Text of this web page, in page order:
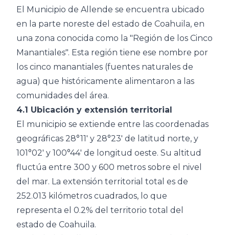
El Municipio de Allende se encuentra ubicado
en la parte noreste del estado de Coahuila, en
una zona conocida como la "Región de los Cinco
Manantiales". Esta región tiene ese nombre por
los cinco manantiales (fuentes naturales de
agua) que históricamente alimentaron a las
comunidades del área.
4.1 Ubicación y extensión territorial
El municipio se extiende entre las coordenadas
geográficas 28°11′ y 28°23′ de latitud norte, y
101°02′ y 100°44′ de longitud oeste. Su altitud
fluctúa entre 300 y 600 metros sobre el nivel
del mar. La extensión territorial total es de
252.013 kilómetros cuadrados, lo que
representa el 0.2% del territorio total del
estado de Coahuila.